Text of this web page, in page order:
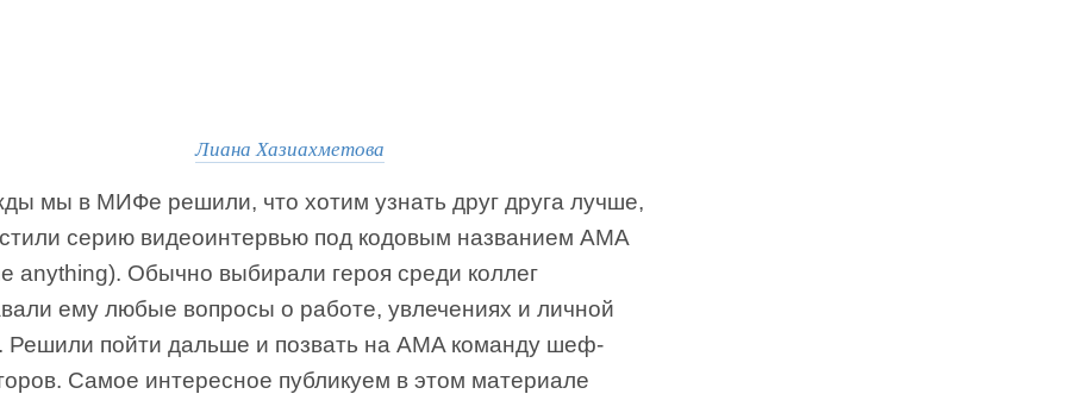
Лиана Хазиахметова
мы в МИФе решили, что хотим узнать друг друга лучше,
серию видеоинтервью под кодовым названием AMA
anything). Обычно выбирали героя среди коллег
ему любые вопросы о работе, увлечениях и личной
Решили пойти дальше и позвать на AMA команду шеф-
Самое интересное публикуем в этом материале